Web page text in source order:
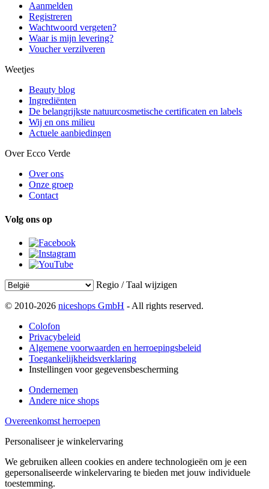
Aanmelden
Registreren
Wachtwoord vergeten?
Waar is mijn levering?
Voucher verzilveren
Weetjes
Beauty blog
Ingrediënten
De belangrijkste natuurcosmetische certificaten en labels
Wij en ons milieu
Actuele aanbiedingen
Over Ecco Verde
Over ons
Onze groep
Contact
Volg ons op
Regio / Taal wijzigen
© 2010-2026 niceshops GmbH - All rights reserved.
Colofon
Privacybeleid
Algemene voorwaarden en herroepingsbeleid
Toegankelijkheidsverklaring
Instellingen voor gegevensbescherming
Ondernemen
Andere nice shops
Overeenkomst herroepen
Personaliseer je winkelervaring
We gebruiken alleen cookies en andere technologieën om je een
gepersonaliseerde winkelervaring te bieden met jouw individuele
toestemming.